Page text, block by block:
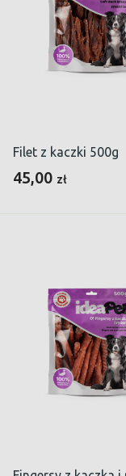
Filet z kaczki 500g
45,00 zł